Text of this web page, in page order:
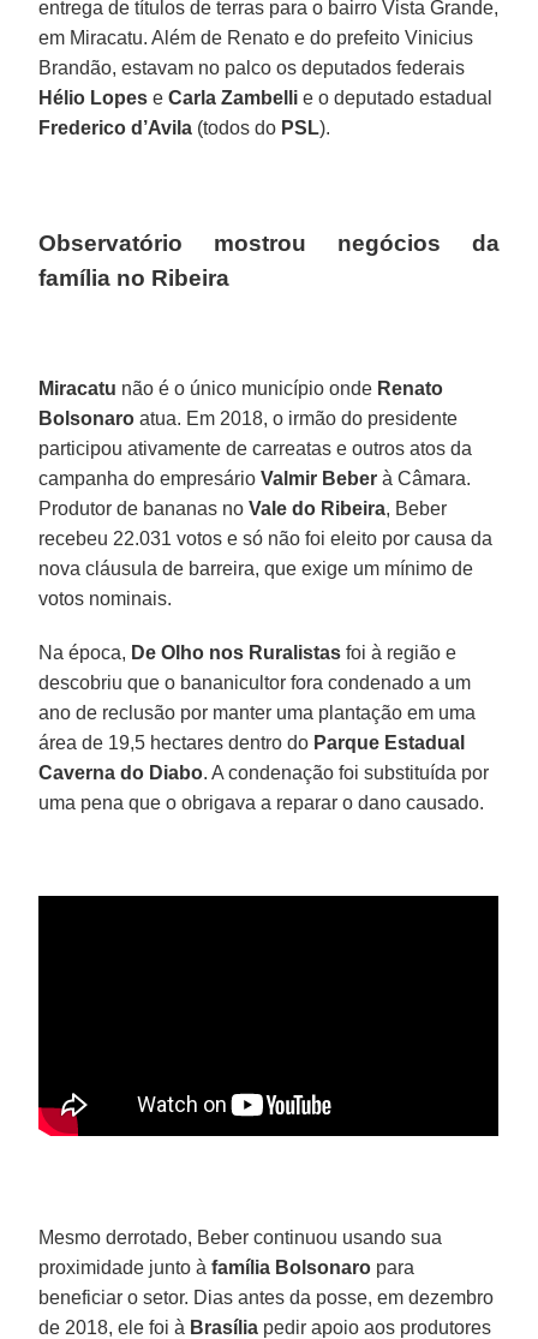
entrega de títulos de terras para o bairro Vista Grande,
em Miracatu. Além de Renato e do prefeito Vinicius
Brandão, estavam no palco os deputados federais
Hélio Lopes eCarla Zambelli e o deputado estadual
Frederico d’Avila (todos do PSL).
Observatório mostrou negócios da
família no Ribeira
Miracatu não é o único município onde Renato
Bolsonaro atua. Em 2018, o irmão do presidente
participou ativamente de carreatas e outros atos da
campanha do empresárioValmir Beber à Câmara.
Produtor de bananas noVale do Ribeira, Beber
recebeu 22.031 votos e só não foi eleito por causa da
nova cláusula de barreira, que exige um mínimo de
votos nominais.
Na época, De Olho nos Ruralistas foi à região e
descobriu que o bananicultor fora condenado a um
ano de reclusão por manter uma plantação em uma
área de 19,5 hectares dentro do Parque Estadual
Caverna do Diabo. A condenação foi substituída por
uma pena que o obrigava a reparar o dano causado.
Mesmo derrotado, Beber continuou usando sua
proximidade junto àfamília Bolsonaro para
beneficiar o setor. Dias antes da posse, em dezembro
de 2018, ele foi à Brasília pedir apoio aos produtores